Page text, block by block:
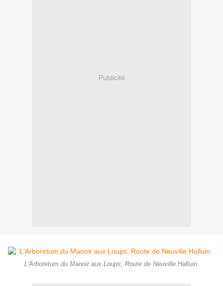
Publicité
L'Arboretum du Manoir aux Loups, Route de Neuville Halluin.